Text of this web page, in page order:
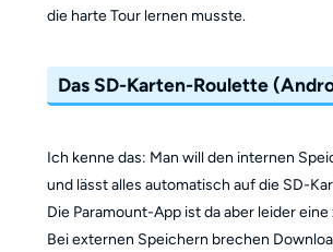
die harte Tour lernen musste.
Das SD-Karten-Roulette
Ich kenne das: Man will den internen
und lässt alles automatisch auf die SD-
Die Paramount-App ist da aber leider
Bei externen Speichern brechen